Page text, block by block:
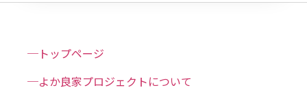
─トップページ
─よか良家プロジェクトについて